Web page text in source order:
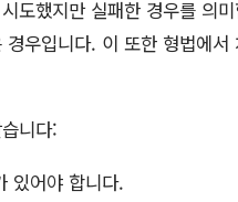
도했지만 실패한 경우를 의
우입니다. 이 또한 형법에
니다:
있어야 합니다.